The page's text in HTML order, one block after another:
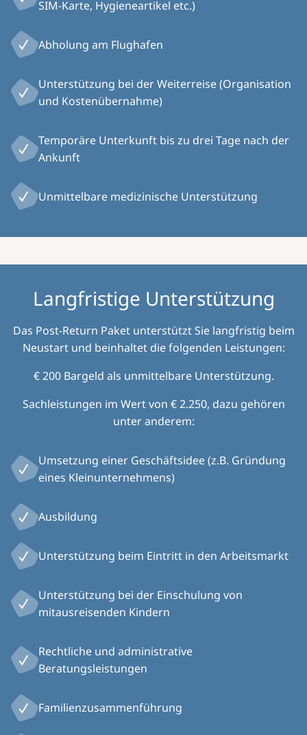
SIM-Karte, Hygieneartikel etc.)
Abholung am Flughafen
Unterstützung bei der Weiterreise (Organisation
und Kostenübernahme)
Temporäre Unterkunft bis zu drei Tage nach der
Ankunft
Unmittelbare medizinische Unterstützung
Langfristige Unterstützung
Das Post-Return Paket unterstützt Sie langfristig beim
Neustart und beinhaltet die folgenden Leistungen:
€ 200 Bargeld als unmittelbare Unterstützung.
Sachleistungen im Wert von € 2.250, dazu gehören
unter anderem:
Umsetzung einer Geschäftsidee (z.B. Gründung
eines Kleinunternehmens)
Ausbildung
Unterstützung beim Eintritt in den Arbeitsmarkt
Unterstützung bei der Einschulung von
mitausreisenden Kindern
Rechtliche und administrative
Beratungsleistungen
Familienzusammenführung